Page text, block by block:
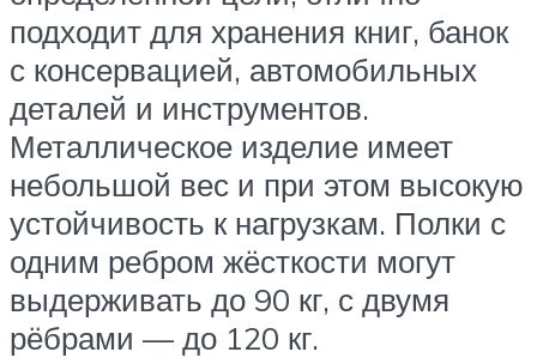
подходит для хранения книг, банок
с консервацией, автомобильных
деталей и инструментов.
Металлическое изделие имеет
небольшой вес и при этом высокую
устойчивость к нагрузкам. Полки с
одним ребром жёсткости могут
выдерживать до 90 кг, с двумя
рёбрами — до 120 кг.